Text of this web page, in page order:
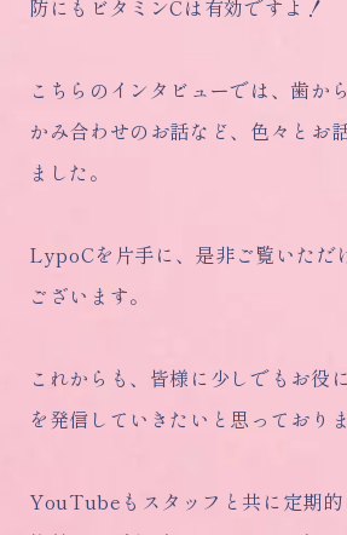
防にもビタミンCは有効ですよ！
こちらのインタビューでは、歯か
かみ合わせのお話など、色々とお
ました。
LypoCを片手に、是非ご覧いただ
ございます。
これからも、皆様に少しでもお役
を発信していきたいと思っておりま
YouTubeもスタッフと共に定期的